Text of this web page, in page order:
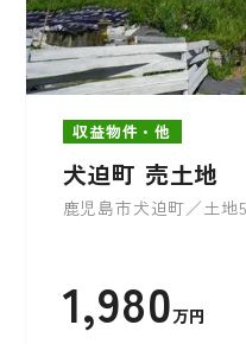
収益物件・他
犬迫町 売土地
鹿児島市犬迫町／土地
1,980万円